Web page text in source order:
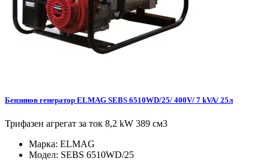
Бензинов генератор ELMAG SEBS 6510WD/25/ 400V/ 7 kVA/ 25л
Трифазен агрегат за ток 8,2 kW 389 см3
Марка: ELMAG
Модел: SEBS 6510WD/25